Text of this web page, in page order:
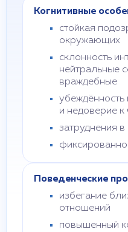
Когнитивные
стойкая
окружающих
склонность
нейтральные
враждебные
убеждённость
и недоверие
затруднения в
Поведенческие
избегание
отношений
повышенный